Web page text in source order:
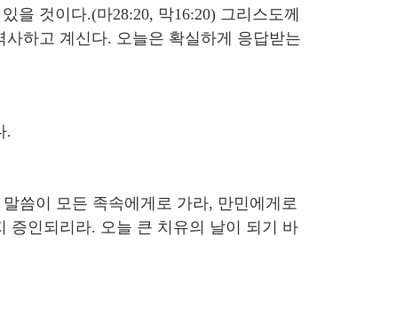
것이다.(마28:20, 막16:20) 그리스도께
하고 계신다. 오늘은 확실하게 응답받는
.
씀이 모든 족속에게로 가라, 만민에게로
증인되리라. 오늘 큰 치유의 날이 되기 바